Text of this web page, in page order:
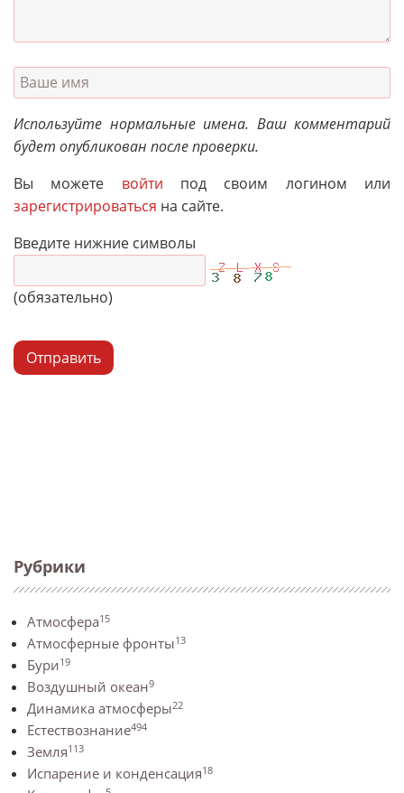
Рубрики
Атмосфера15
Атмосферные фронты13
Бури19
Воздушный океан9
Динамика атмосферы22
Естествознание494
Земля113
Испарение и конденсация18
Используйте нормальные имена. Ваш комментарий
будет опубликован после проверки.
Вы можете войти под своим логином или
зарегистрироваться на сайте.
Введите нижние символы
(обязательно)
Отправить